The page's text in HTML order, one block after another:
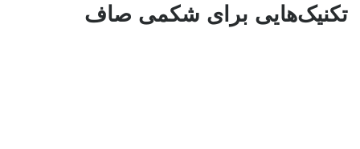
تکنیک‌هایی برای شکمی صاف